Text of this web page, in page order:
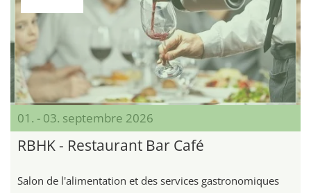
01. - 03. septembre 2026
RBHK - Restaurant Bar Café
Salon de l'alimentation et des services gastronomiques